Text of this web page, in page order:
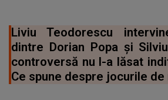
Liviu Teodorescu
dintre Dorian Popa și
controversă nu l-a lăsat
Ce spune despre jocurile de